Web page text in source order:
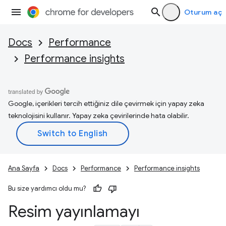
Oturum aç
Docs
Performance
Performance insights
Google, içerikleri tercih ettiğiniz dile çevirmek için yapay zeka
teknolojisini kullanır. Yapay zeka çevirilerinde hata olabilir.
Ana Sayfa Docs Performance Performance insights
Bu size yardımcı oldu mu?
Resim yayınlamayı